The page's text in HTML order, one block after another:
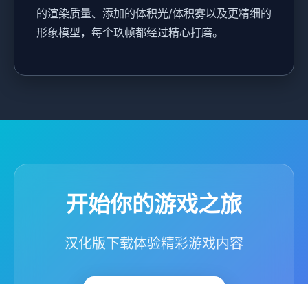
的渲染质量、添加的体积光/体积雾以及更精细的
形象模型，每个玖帧都经过精心打磨。
开始你的游戏之旅
汉化版下载体验精彩游戏内容